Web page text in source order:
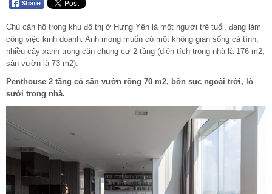
Chủ căn hộ trong khu đô thị ở Hưng Yên là một người trẻ tuổi, đang làm
công việc kinh doanh. Anh mong muốn có một không gian sống cá tính,
nhiều cây xanh trong căn chung cư 2 tầng (diện tích trong nhà là 176 m2,
sân vườn là 73 m2).
Penthouse 2 tầng có sân vườn rộng 70 m2, bồn sục ngoài trời, lò
sưởi trong nhà.